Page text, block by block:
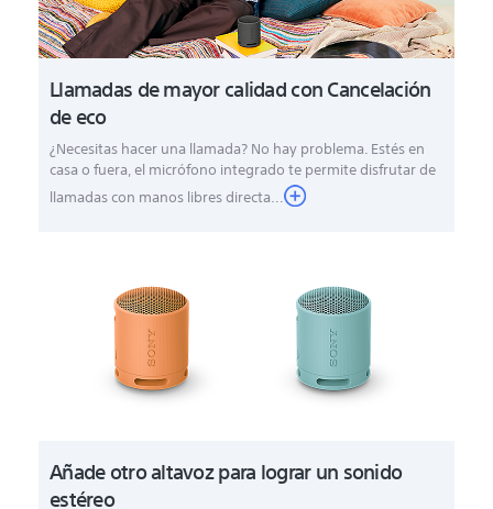
Llamadas de mayor calidad con Cancelación
de eco
¿Necesitas hacer una llamada? No hay problema. Estés en
casa o fuera, el micrófono integrado te permite disfrutar de
llamadas con manos libres directa...
Añade otro altavoz para lograr un sonido
estéreo